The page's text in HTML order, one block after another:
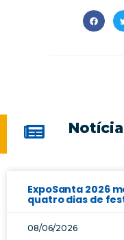
ExpoSanta 2026
quatro dias de
08/06/2026